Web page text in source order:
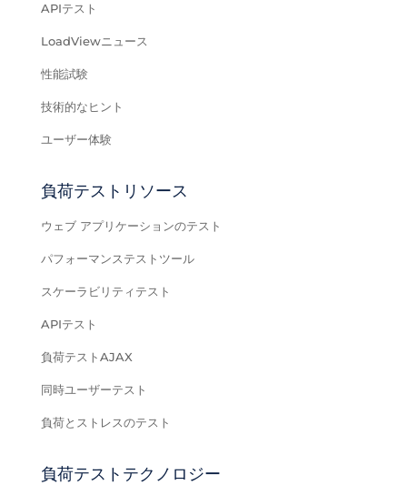
APIテスト
LoadViewニュース
性能試験
技術的なヒント
ユーザー体験
負荷テストリソース
ウェブ アプリケーションのテスト
パフォーマンステストツール
スケーラビリティテスト
APIテスト
負荷テストAJAX
同時ユーザーテスト
負荷とストレスのテスト
負荷テストテクノロジー